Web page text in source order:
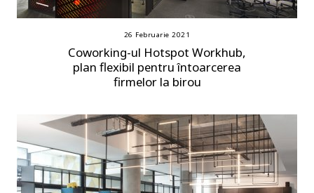
26 Februarie 2021
Coworking-ul Hotspot Workhub,
plan flexibil pentru întoarcerea
firmelor la birou